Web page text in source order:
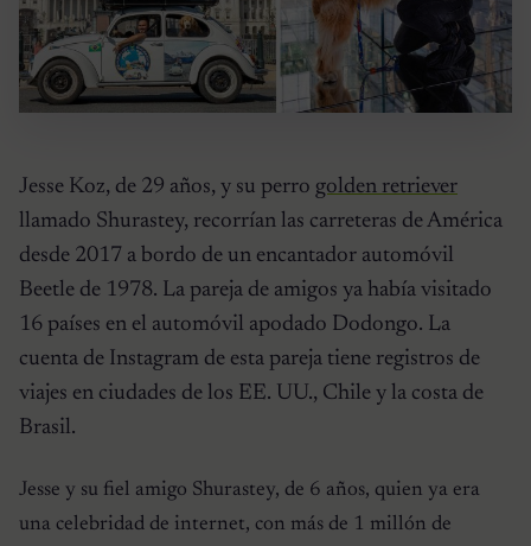
Jesse Koz, de 29 años, y su perro golden retriever
llamado Shurastey, recorrían las carreteras de América
desde 2017 a bordo de un encantador automóvil
Beetle de 1978. La pareja de amigos ya había visitado
16 países en el automóvil apodado Dodongo. La
cuenta de Instagram de esta pareja tiene registros de
viajes en ciudades de los EE. UU., Chile y la costa de
Brasil.
Jesse y su fiel amigo Shurastey, de 6 años, quien ya era
una celebridad de internet, con más de 1 millón de